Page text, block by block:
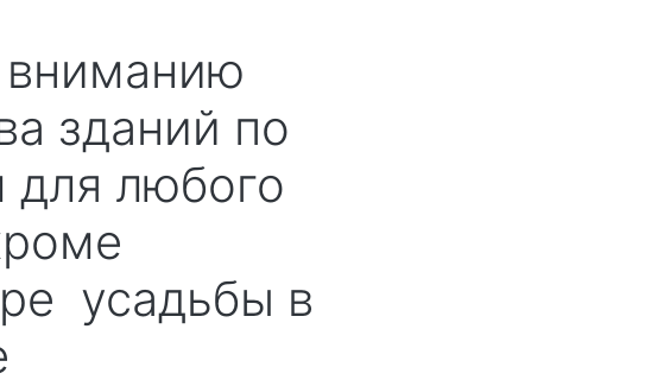
зданий по
для любого
усадьбы в